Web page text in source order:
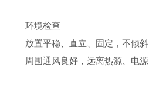
环境检查
放置平稳、直立、固定，不倾斜
周围通风良好，远离热源、电源